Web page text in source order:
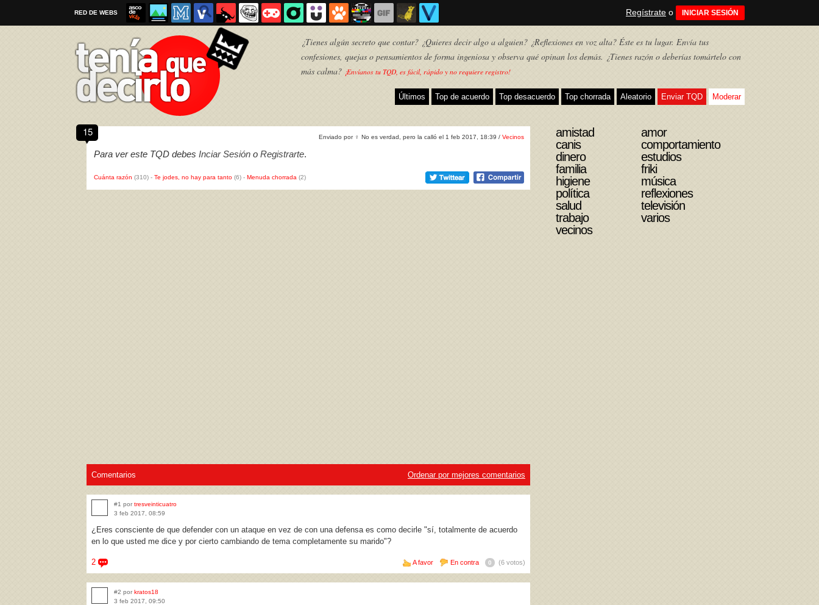
RED DE WEBS Regístrate o INICIAR SESIÓN
¿Tienes algún secreto que contar? ¿Quieres decir algo a alguien? ¿Reflexiones en voz alta? Éste es tu lugar. Envía tus
confesiones, quejas o pensamientos de forma ingeniosa y observa qué opinan los demás. ¿Tienes razón o deberías tomártelo con
más calma? ¡Envíanos tu TQD, es fácil, rápido y no requiere registro!
Últimos Top de acuerdo Top desacuerdo Top chorrada Aleatorio Enviar TQD Moderar
15 Enviado por ♀ No es verdad, pero la calló el 1 feb 2017, 18:39 / Vecinos
Para ver este TQD debes Inciar Sesión o Registrarte.
Cuánta razón (310) - Te jodes, no hay para tanto (6) - Menuda chorrada (2)
Comentarios Ordenar por mejores comentarios
#1 por tresveinticuatro
3 feb 2017, 08:59
¿Eres consciente de que defender con un ataque en vez de con una defensa es como decirle "sí, totalmente de acuerdo
en lo que usted me dice y por cierto cambiando de tema completamente su marido"?
2 A favor En contra 0 (6 votos)
#2 por kratos18
3 feb 2017, 09:50
amistad
amor
canis
comportamiento
dinero
estudios
familia
friki
higiene
música
política
reflexiones
salud
televisión
trabajo
varios
vecinos